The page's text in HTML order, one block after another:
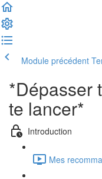
Module précédent
*Dépasser
te lancer*
Introduction
Mes